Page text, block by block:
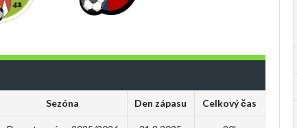
Sezóna Den zápasu Celkový čas